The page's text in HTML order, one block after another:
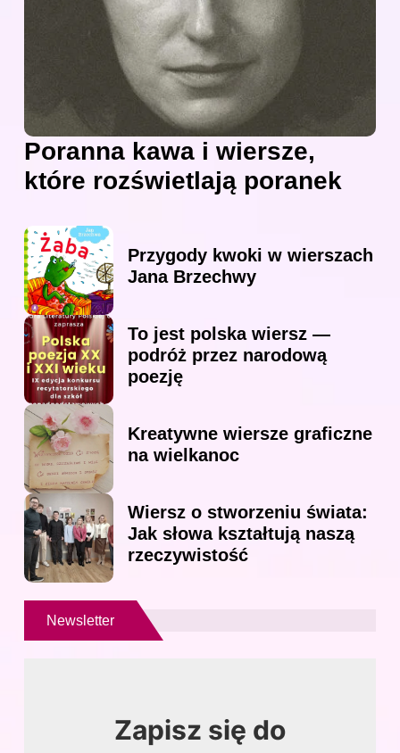
Poranna kawa i wiersze,
które rozświetlają poranek
Przygody kwoki w wierszach
Jana Brzechwy
To jest polska wiersz —
podróż przez narodową
poezję
Kreatywne wiersze graficzne
na wielkanoc
Wiersz o stworzeniu świata:
Jak słowa kształtują naszą
rzeczywistość
Newsletter
Zapisz się do